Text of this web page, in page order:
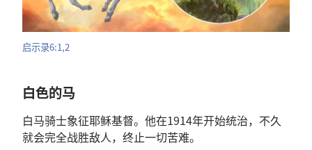
启示录6:1,2
白色的马
白马骑士象征耶稣基督。 他在1914年开始统治， 不久
就会完全战胜敌人， 终止一切苦难。